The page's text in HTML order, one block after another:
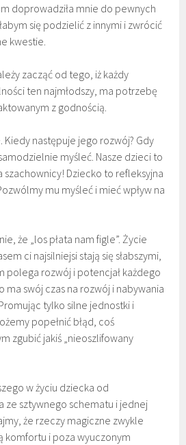
doprowadziła mnie do pewnych
się podzielić z innymi i zwrócić
kwestie.
zacząć od tego, iż każdy
ten najmłodszy, ma potrzebę
z godnością.
Kiedy następuje jego rozwój? Gdy
myśleć. Nasze dzieci to
szachownicy! Dziecko to refleksyjna
mu myśleć i mieć wpływ na
że „los płata nam figle”. Życie
ci najsilniejsi stają się słabszymi,
polega rozwój i potencjał każdego
ma swój czas na rozwój i nabywania
tylko silne jednostki i
popełnić błąd, coś
zgubić jakiś „nieoszlifowany
w życiu dziecka od
ze sztywnego schematu i jednej
że rzeczy magiczne zwykle
komfortu i poza wyuczonym